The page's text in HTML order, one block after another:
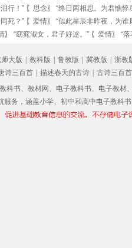
行！” 〖 思念〗 “终日两相思。为君憔悴
死？” 〖 爱情〗 “似此星辰非昨夜，为谁
〗 “窈窕淑女，君子好逑。” 〖 爱情〗 “
大版 教科版 鲁教版 冀教版
浙教
诗三百首 描述春天的古诗
古诗三百首
科书、教材网、电子教科书、电子教材
服务，涵盖小学、初中和高中电子教科